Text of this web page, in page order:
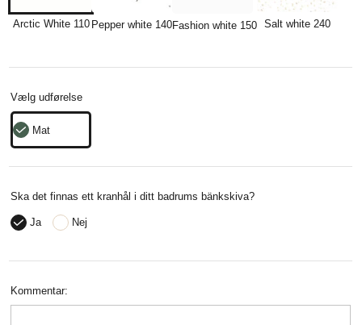
Arctic White 110 Pepper white 140Fashion white 150 Salt white 240
Vælg udførelse
Mat
Ska det finnas ett kranhål i ditt badrums bänkskiva?
Ja Nej
Kommentar: